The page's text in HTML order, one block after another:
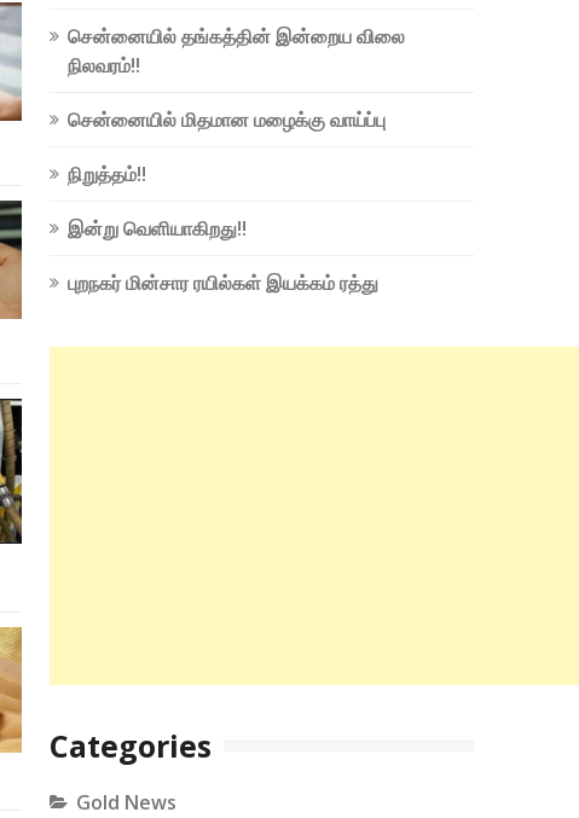
சென்னையில் தங்கத்தின் இன்றைய விலை
நிலவரம்!!
சென்னையில் மிதமான மழைக்கு வாய்ப்பு
நிறுத்தம்!!
இன்று வெளியாகிறது!!
புறநகர் மின்சார ரயில்கள் இயக்கம் ரத்து
Categories
Gold News